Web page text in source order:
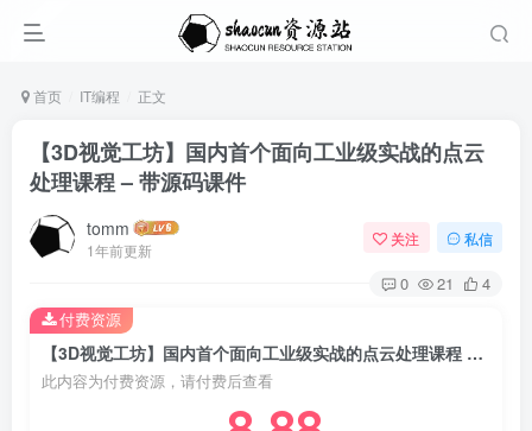
首页 IT编程 正文
【3D视觉工坊】国内首个面向工业级实战的点云
处理课程 – 带源码课件
tomm
1年前更新
关注 私信
0 21 4
【3D视觉工坊】国内首个面向工业级实战的点云处理课程 – 带源码课件
此内容为付费资源，请付费后查看
付费资源